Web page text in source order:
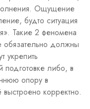
Ощущение
будто ситуация
Такие 2 феномена
обязательно должны
укрепить
подготовке либо, в
опору в
корректно.